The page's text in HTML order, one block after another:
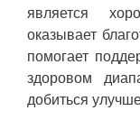
является
оказывает
помогает
здоровом
добиться